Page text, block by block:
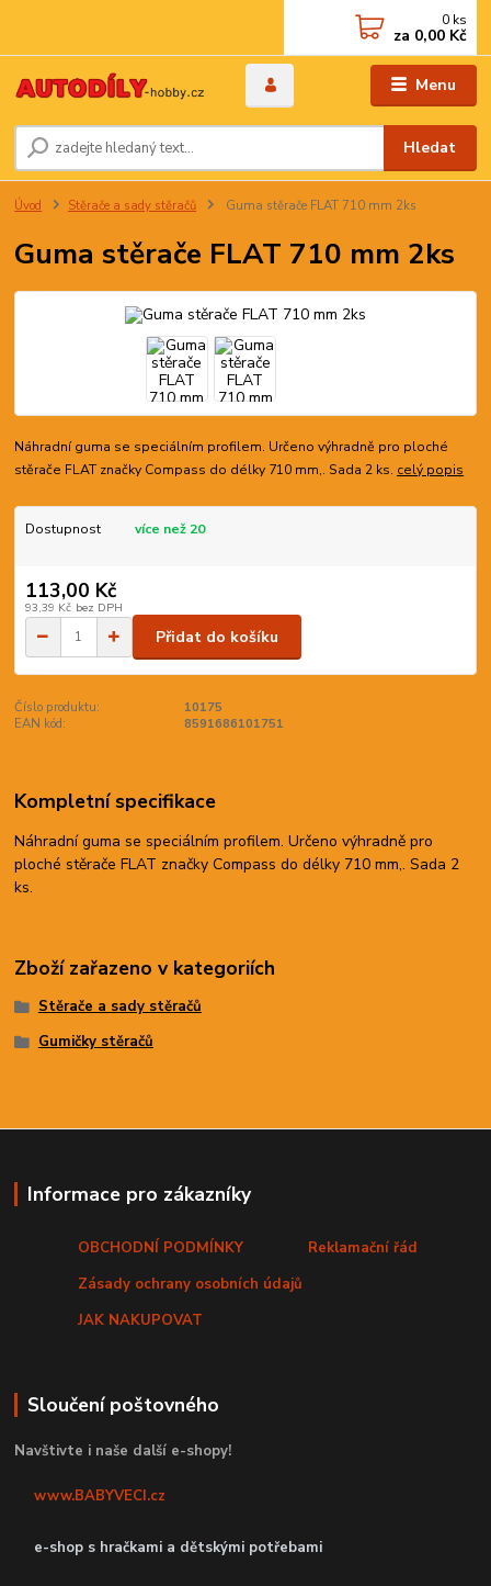
Menu
Hledat
0 ks
za 0,00 Kč
Úvod Stěrače a sady stěračů Guma stěrače FLAT 710 mm 2ks
Guma stěrače FLAT 710 mm 2ks
Náhradní guma se speciálním profilem. Určeno výhradně pro ploché
stěrače FLAT značky Compass do délky 710 mm,. Sada 2 ks. celý popis
Dostupnost více než 20
113,00 Kč
93,39 Kč bez DPH
Přidat do košíku
Číslo produktu:
10175
EAN kód:
8591686101751
Kompletní specifikace
Náhradní guma se speciálním profilem. Určeno výhradně pro
ploché stěrače FLAT značky Compass do délky 710 mm,. Sada 2
ks.
Zboží zařazeno v kategoriích
Stěrače a sady stěračů
Gumičky stěračů
Informace pro zákazníky
OBCHODNÍ PODMÍNKY
Reklamační řád
Zásady ochrany osobních údajů
JAK NAKUPOVAT
Sloučení poštovného
Navštivte i naše další e-shopy!
www.BABYVECI.cz
e-shop s hračkami a dětskými potřebami